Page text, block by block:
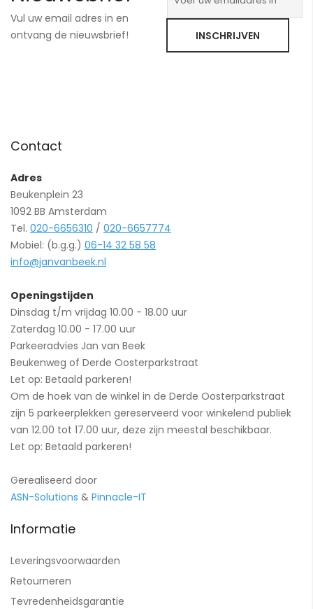
Vul uw email adres in en
ontvang de nieuwsbrief!
INSCHRIJVEN
Contact
Adres
Beukenplein 23
1092 BB Amsterdam
Tel. 020-6656310 / 020-6657774
Mobiel: (b.g.g.) 06-14 32 58 58
info@janvanbeek.nl
Openingstijden
Dinsdag t/m vrijdag 10.00 - 18.00 uur
Zaterdag 10.00 - 17.00 uur
Parkeeradvies Jan van Beek
Beukenweg of Derde Oosterparkstraat
Let op: Betaald parkeren!
Om de hoek van de winkel in de Derde Oosterparkstraat
zijn 5 parkeerplekken gereserveerd voor winkelend publiek
van 12.00 tot 17.00 uur, deze zijn meestal beschikbaar.
Let op: Betaald parkeren!
Gerealiseerd door
ASN-Solutions & Pinnacle-IT
Informatie
Leveringsvoorwaarden
Retourneren
Tevredenheidsgarantie